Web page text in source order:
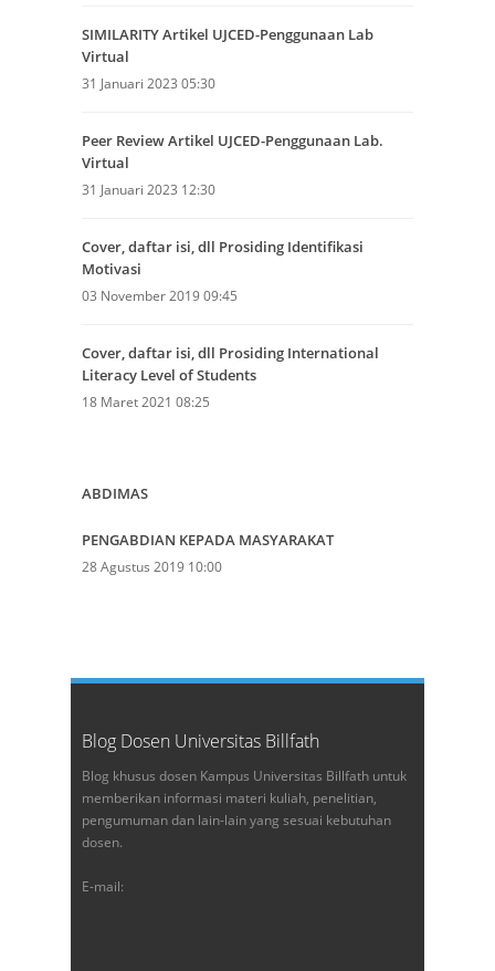
SIMILARITY Artikel UJCED-Penggunaan Lab
Virtual
31 Januari 2023 05:30
Peer Review Artikel UJCED-Penggunaan Lab.
Virtual
31 Januari 2023 12:30
Cover, daftar isi, dll Prosiding Identifikasi
Motivasi
03 November 2019 09:45
Cover, daftar isi, dll Prosiding International
Literacy Level of Students
18 Maret 2021 08:25
ABDIMAS
PENGABDIAN KEPADA MASYARAKAT
28 Agustus 2019 10:00
Blog Dosen Universitas Billfath
Blog khusus dosen Kampus Universitas Billfath untuk
memberikan informasi materi kuliah, penelitian,
pengumuman dan lain-lain yang sesuai kebutuhan
dosen.
E-mail: